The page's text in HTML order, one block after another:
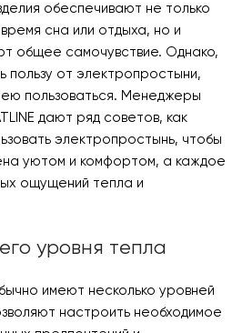
обеспечивают не только
сна или отдыха, но и
общее самочувствие. Однако,
пользу от электропростыни,
ею пользоваться. Менеджеры
дают ряд советов, как
электропростынь, чтобы
уютом и комфортом, а каждое
ощущений тепла и
уровня тепла
имеют несколько уровней
настроить необходимое